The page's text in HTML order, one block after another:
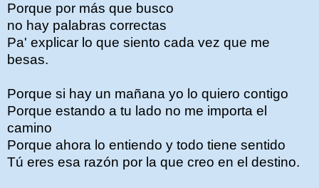
Porque por más que busco
no hay palabras correctas
Pa' explicar lo que siento cada vez que me
besas.
Porque si hay un mañana yo lo quiero contigo
Porque estando a tu lado no me importa el
camino
Porque ahora lo entiendo y todo tiene sentido
Tú eres esa razón por la que creo en el destino.